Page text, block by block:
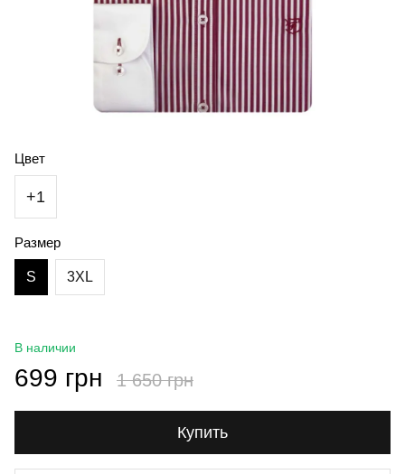
Цвет
+1
Размер
S 3XL
В наличии
699 грн 1 650 грн
Купить